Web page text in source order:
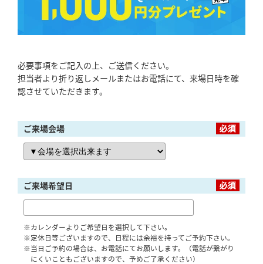
「断熱・省エネ・快適」「構造・耐震・制震」
「健康・安心・保証」の3つに分けてご説明いた
なぜ、ZEHをしなければならないのか？その理
由と当社のZEH住宅普及への取り組み
必要事項をご記入の上、ご送信ください。
担当者より折り返しメールまたはお電話にて、来場日時を確
認させていただきます。
ご来場会場
ご来場希望日
※カレンダーよりご希望日を選択して下さい。
※定休日等ございますので、日程には余裕を持ってご予約下さい。
※当日ご予約の場合は、お電話にてお願いします。（電話が繋がり
にくいこともございますので、予めご了承ください）